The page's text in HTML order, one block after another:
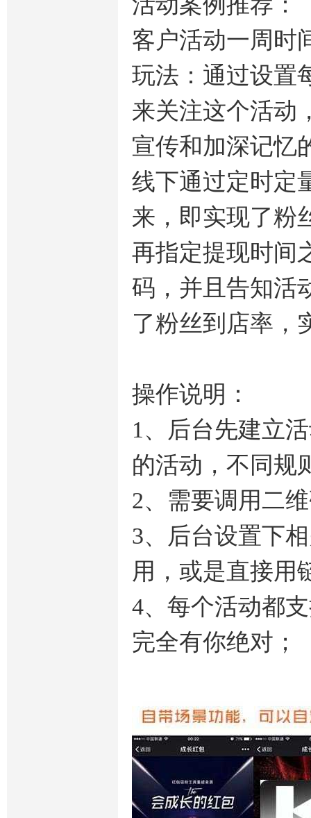
客户活动一周时
玩法：通过设置
来关注这个活动
宣传和加深记忆
线下通过定时定
来，即实现了粉
再指定提现时间
码，并且告知活
了粉丝到店率，
操作说明：
1、后台先建立
的活动，不同规
2、需要调用二
3、后台设置下
用，或是直接用
4、每个活动都
完全有你绝对；